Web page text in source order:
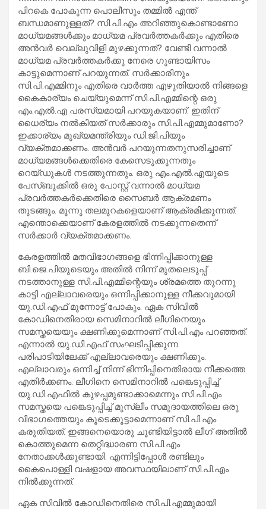
പിറകെ പോകുന്ന പൊലീസും തമ്മില്‍ എന്ത്
ബന്ധമാണുള്ളത്? സി.പി.എം അറിഞ്ഞുകൊണ്ടാണോ
മാധ്യമങ്ങള്‍ക്കും മാധ്യമ പ്രവര്‍ത്തകര്‍ക്കും എതിരെ
അന്‍വര്‍ വെല്ലുവിളി മുഴക്കുന്നത്? വേണ്ടി വന്നാല്‍
മാധ്യമ പ്രവര്‍ത്തകര്‍ക്കു നേരെ ഗുണ്ടായിസം
കാട്ടുമെന്നാണ് പറയുന്നത്. സര്‍ക്കാരിനും
സി.പി.എമ്മിനും എതിരെ വാര്‍ത്ത എഴുതിയാല്‍ നിങ്ങളെ
കൈകാര്യം ചെയ്യുമെന്ന് സി.പി.എമ്മിന്റെ ഒരു
എം.എല്‍.എ പരസ്യമായി പറയുകയാണ്. ഇതിന്
ധൈര്യം നല്‍കിയത് സര്‍ക്കാരും സി.പി.എമ്മുമാണോ?
ഇക്കാര്യം മുഖ്യമന്ത്രിയും ഡി.ജി.പിയും
വ്യക്തമാക്കണം. അന്‍വര്‍ പറയുന്നതനുസരിച്ചാണ്
മാധ്യമങ്ങള്‍ക്കെതിരെ കേസെടുക്കുന്നതും
റെയ്ഡുകള്‍ നടത്തുന്നതും. ഒരു എം.എല്‍.എയുടെ
പേസ്ബുക്കില്‍ ഒരു പോസ്റ്റ് വന്നാല്‍ മാധ്യമ
പ്രവര്‍ത്തകര്‍ക്കെതിരെ സൈബര്‍ ആക്രമണം
തുടങ്ങും. മൂന്നു തലമുറകളെയാണ് ആക്രമിക്കുന്നത്.
എന്തൊക്കെയാണ് കേരളത്തില്‍ നടക്കുന്നതെന്ന്
സര്‍ക്കാര്‍ വ്യക്തമാക്കണം.
കേരളത്തില്‍ മതവിഭാഗങ്ങളെ ഭിന്നിപ്പിക്കാനുള്ള
ബി.ജെ.പിയുടെയും അതില്‍ നിന്ന് മുതലെടുപ്പ്
നടത്താനുള്ള സി.പി.എമ്മിന്റെയും ശ്രമത്തെ തുറന്നു
കാട്ടി എല്ലാവരെയും ഒന്നിപ്പിക്കാനുള്ള നീക്കവുമായി
യു.ഡി.എഫ് മുന്നോട്ട് പോകും. ഏക സിവില്‍
കോഡിനെതിരായ സെമിനാറില്‍ ലീഗിനെയും
സമസ്തയെയും ക്ഷണിക്കുമെന്നാണ് സി.പി.എം പറഞ്ഞത്.
എന്നാല്‍ യു.ഡി.എഫ് സംഘടിപ്പിക്കുന്ന
പരിപാടിയിലേക്ക് എല്ലാവരെയും ക്ഷണിക്കും.
എല്ലാവരും ഒന്നിച്ച് നിന്ന് ഭിന്നിപ്പിനെതിരായ നീക്കത്തെ
എതിര്‍ക്കണം. ലീഗിനെ സെമിനാറില്‍ പങ്കെടുപ്പിച്ച്
യു.ഡി.എഫില്‍ കുഴപ്പമുണ്ടാക്കാമെന്നും സി.പി.എം
സമസ്തയെ പങ്കെടുപ്പിച്ച് മുസ്ലീം സമുദായത്തിലെ ഒരു
വിഭാഗത്തെയും കൂടെക്കൂട്ടാമെന്നാണ് സി.പി.എം
കരുതിയത്. ഇങ്ങനെയൊരു ചൂണ്ടിയിട്ടാല്‍ ലീഗ് അതില്‍
കൊത്തുമെന്ന തെറ്റിദ്ധാരണ സി.പി.എം
നേതാക്കള്‍ക്കുണ്ടായി. എന്നിട്ടിപ്പോള്‍ രണ്ടിലും
കൈപൊള്ളി വഷളായ അവസ്ഥയിലാണ് സി.പി.എം
നില്‍ക്കുന്നത്.
ഏക സിവില്‍ കോഡിനെതിരെ സി.പി.എമ്മുമായി